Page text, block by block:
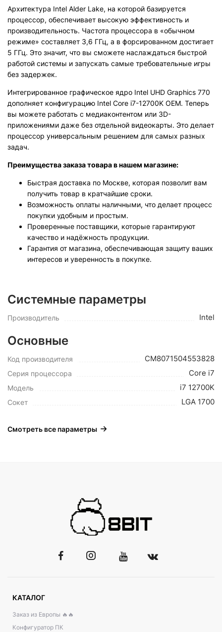
Архитектура Intel Alder Lake, на которой базируется
процессор, обеспечивает высокую эффективность и
производительность. Частота процессора в «обычном
режиме» составляет 3,6 ГГц, а в форсированном достигает
5 ГГц. Это значит, что вы сможете наслаждаться быстрой
работой системы и запускать самые требовательные игры
без задержек.
Интегрированное графическое ядро Intel UHD Graphics 770
дополняет конфигурацию Intel Core i7-12700K OEM. Теперь
вы можете работать с медиаконтентом или 3D-
приложениями даже без отдельной видеокарты. Это делает
процессор универсальным решением для самых разных
задач.
Преимущества заказа товара в нашем магазине:
Быстрая доставка по Москве, которая позволит вам
получить товар в кратчайшие сроки.
Возможность оплаты наличными, что делает процесс
покупки удобным и простым.
Проверенные поставщики, которые гарантируют
качество и надёжность продукции.
Гарантия от магазина, обеспечивающая защиту ваших
интересов и уверенность в покупке.
Системные параметры
Производитель Intel
Основные
Код производителя CM8071504553828
Серия процессора Core i7
Модель i7 12700K
Сокет LGA 1700
Смотреть все параметры
КАТАЛОГ
Заказ из Европы 🔥🔥
Конфигуратор ПК